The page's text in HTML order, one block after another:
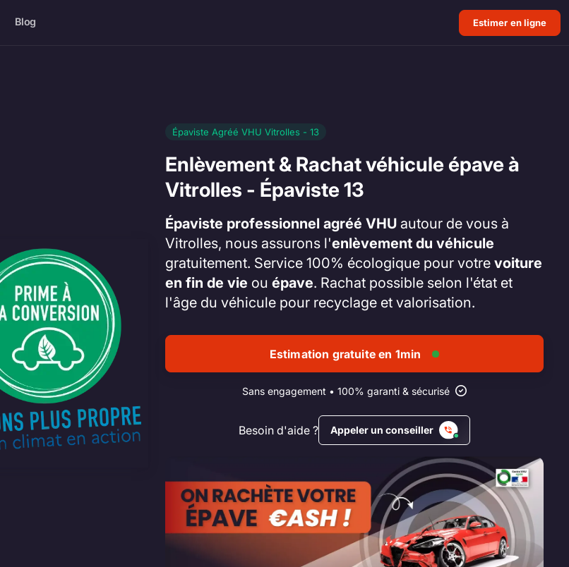
Blog Estimer en ligne
Épaviste Agréé VHU Vitrolles - 13
Enlèvement & Rachat véhicule épave à
Vitrolles - Épaviste 13
Épaviste professionnel agréé VHU autour de vous à
Vitrolles, nous assurons l'enlèvement du véhicule
gratuitement. Service 100% écologique pour votre voiture
en fin de vie ou épave. Rachat possible selon l'état et
l'âge du véhicule pour recyclage et valorisation.
Estimation gratuite en 1min
Sans engagement • 100% garanti & sécurisé
Besoin d'aide ? Appeler un conseiller